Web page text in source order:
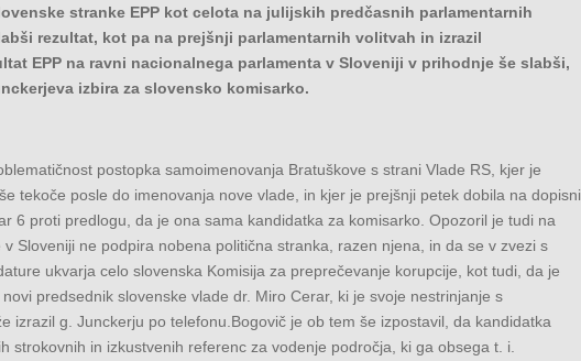
stranke EPP kot celota na julijskih predčasnih parlamentarnih
rezultat, kot pa na prejšnji parlamentarnih volitvah in izrazil
EPP na ravni nacionalnega parlamenta v Sloveniji v prihodnje še slabši,
izbira za slovensko komisarko.
postopka samoimenovanja Bratuškove s strani Vlade RS, kjer je
tekoče posle do imenovanja nove vlade, in kjer je prejšnji petek dobila na dopisni
6 proti predlogu, da je ona sama kandidatka za komisarko. Opozoril je tudi na
Sloveniji ne podpira nobena politična stranka, razen njena, in da se v zvezi s
ukvarja celo slovenska Komisija za preprečevanje korupcije, kot tudi, da je
predsednik slovenske vlade dr. Miro Cerar, ki je svoje nestrinjanje s
izrazil g. Junckerju po telefonu.Bogovič je ob tem še izpostavil, da kandidatka
strokovnih in izkustvenih referenc za vodenje področja, ki ga obsega t. i.